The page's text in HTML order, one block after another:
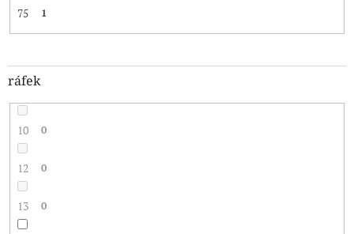
75 1
ráfek
10 0
12 0
13 0